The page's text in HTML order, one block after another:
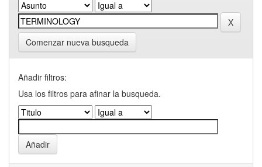
Comenzar nueva busqueda
Añadir filtros:
Usa los filtros para afinar la busqueda.